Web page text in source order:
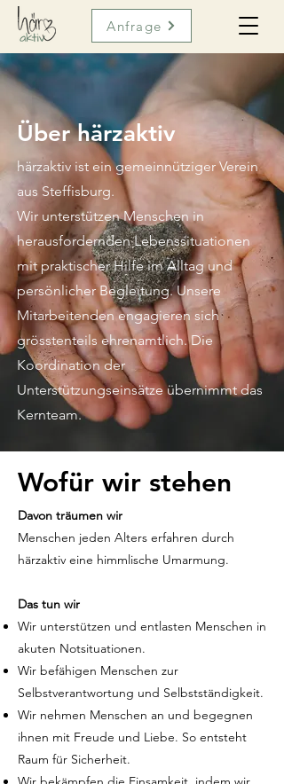
Anfrage
Über härzaktiv
härzaktiv ist ein gemeinnütziger Verein
aus Steffisburg.
Wir unterstützen Menschen in
herausfordernden Lebenssituationen
mit praktischer Hilfe im Alltag und
persönlicher Begleitung. Unsere
Mitarbeitenden engagieren sich
grösstenteils ehrenamtlich. Die
Koordination der
Unterstützungseinsätze übernimmt das
Kernteam.
Wofür wir stehen
Davon träumen wir
Menschen jeden Alters erfahren durch
härzaktiv eine himmlische Umarmung.
Das tun wir
Wir unterstützen und entlasten Menschen in
akuten Notsituationen.
Wir befähigen Menschen zur
Selbstverantwortung und Selbstständigkeit.
Wir nehmen Menschen an und begegnen
ihnen mit Freude und Liebe. So entsteht
Raum für Sicherheit.